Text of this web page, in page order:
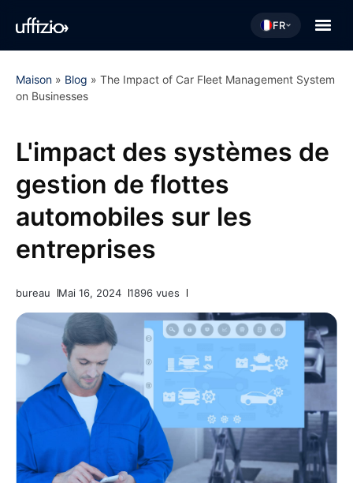
FR
Maison » Blog » The Impact of Car Fleet Management System
on Businesses
L'impact des systèmes de
gestion de flottes
automobiles sur les
entreprises
bureau Mai 16, 2024 1896 vues